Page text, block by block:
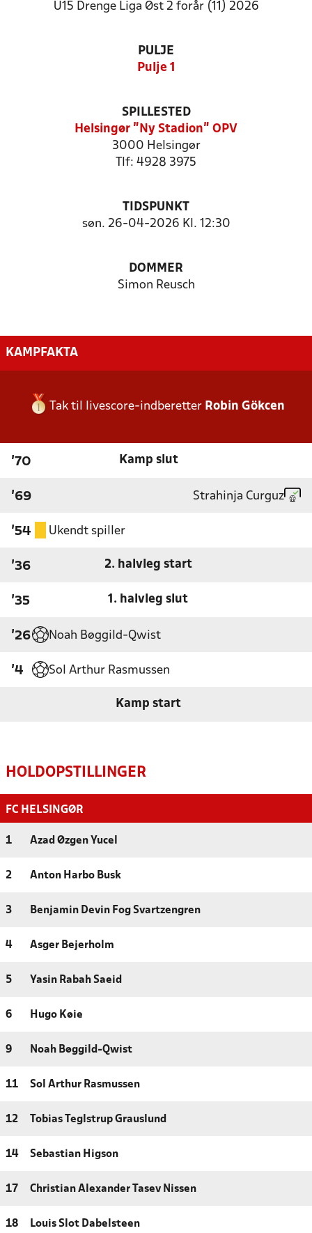
U15 Drenge Liga Øst 2 forår (11) 2026
PULJE
Pulje 1
SPILLESTED
Helsingør "Ny Stadion" OPV
3000 Helsingør
Tlf: 4928 3975
TIDSPUNKT
søn. 26-04-2026 Kl. 12:30
DOMMER
Simon Reusch
KAMPFAKTA
Tak til livescore-indberetter Robin Gökcen
'70 Kamp slut
'69 Strahinja Curguz
'54 Ukendt spiller
'36 2. halvleg start
'35 1. halvleg slut
'26 Noah Bøggild-Qwist
'4 Sol Arthur Rasmussen
Kamp start
HOLDOPSTILLINGER
FC HELSINGØR
1 Azad Øzgen Yucel
2 Anton Harbo Busk
3 Benjamin Devin Fog Svartzengren
4 Asger Bejerholm
5 Yasin Rabah Saeid
6 Hugo Køie
9 Noah Bøggild-Qwist
11 Sol Arthur Rasmussen
12 Tobias Teglstrup Grauslund
14 Sebastian Higson
17 Christian Alexander Tasev Nissen
18 Louis Slot Dabelsteen